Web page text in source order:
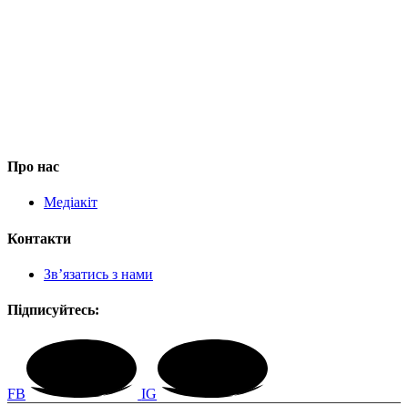
Про нас
Медіакіт
Контакти
Зв’язатись з нами
Підписуйтесь:
FB IG